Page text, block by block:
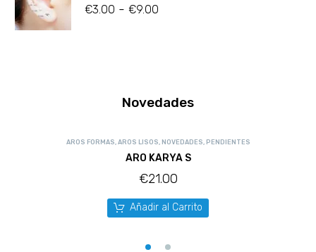
€3.00 - €9.00
Novedades
AROS FORMAS AROS LISOS NOVEDADES PENDIENTES
ARO KARYA S
€21.00
Añadir al Carrito